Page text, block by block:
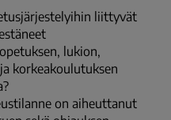
liittyvät
lukion,
korkeakoulutuksen
on aiheuttanut